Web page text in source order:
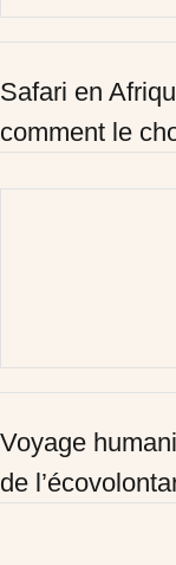
Safari en
comment le
Voyage
de